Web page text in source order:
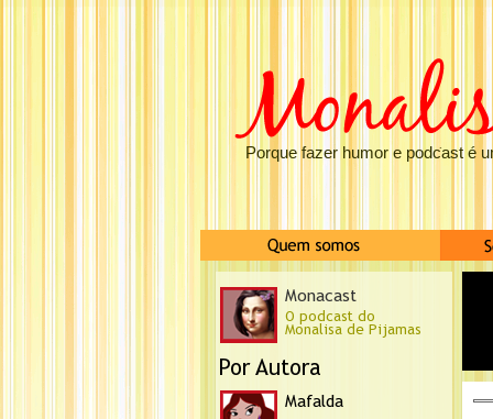
Porque fazer humor e podcast é